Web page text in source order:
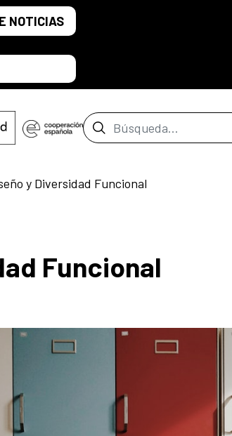
NOTICIAS
Barra de búsqueda
y Diversidad Funcional
Funcional